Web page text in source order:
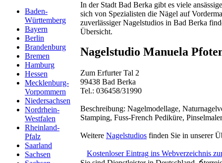
Baden-
Württemberg
Bayern
Berlin
Brandenburg
Bremen
Hamburg
Hessen
Mecklenburg-
Vorpommern
Niedersachsen
Nordrhein-
Westfalen
Rheinland-
Pfalz
Saarland
Sachsen
In der Stadt Bad Berka gibt es viele
sich von Spezialisten die Nägel auf
zuverlässiger Nagelstudios in Bad Berka
Übersicht.
Nagelstudio Manuela
Zum Erfurter Tal 2
99438 Bad Berka
Tel.: 036458/31990
Beschreibung: Nagelmodellage,
Stamping, Fuss-French Pediküre,
Weitere Nagelstudios finden Sie in unserer
Kostenloser Eintrag ins Webverzeichnis